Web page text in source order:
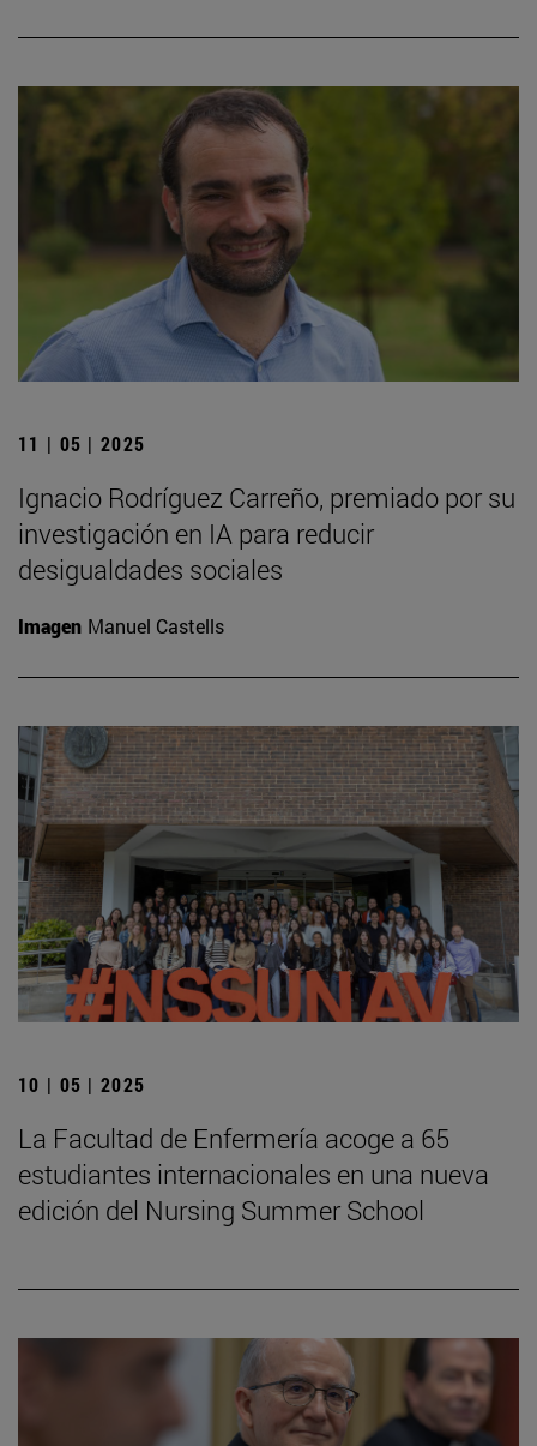
11 | 05 | 2025
Ignacio Rodríguez Carreño, premiado por su
investigación en IA para reducir
desigualdades sociales
Imagen Manuel Castells
10 | 05 | 2025
La Facultad de Enfermería acoge a 65
estudiantes internacionales en una nueva
edición del Nursing Summer School